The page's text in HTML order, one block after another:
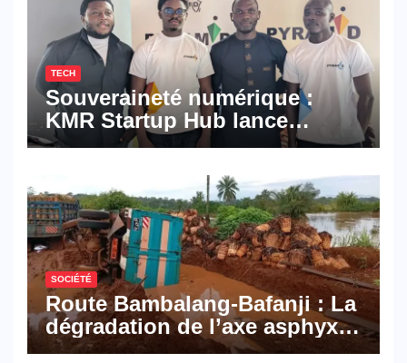
TECH
Souveraineté numérique :
KMR Startup Hub lance
Pyramid Browser et Pyramid
numériques made in
Cameroon
SOCIÉTÉ
Route Bambalang-Bafanji : La
dégradation de l’axe asphyxie
les activités économiques